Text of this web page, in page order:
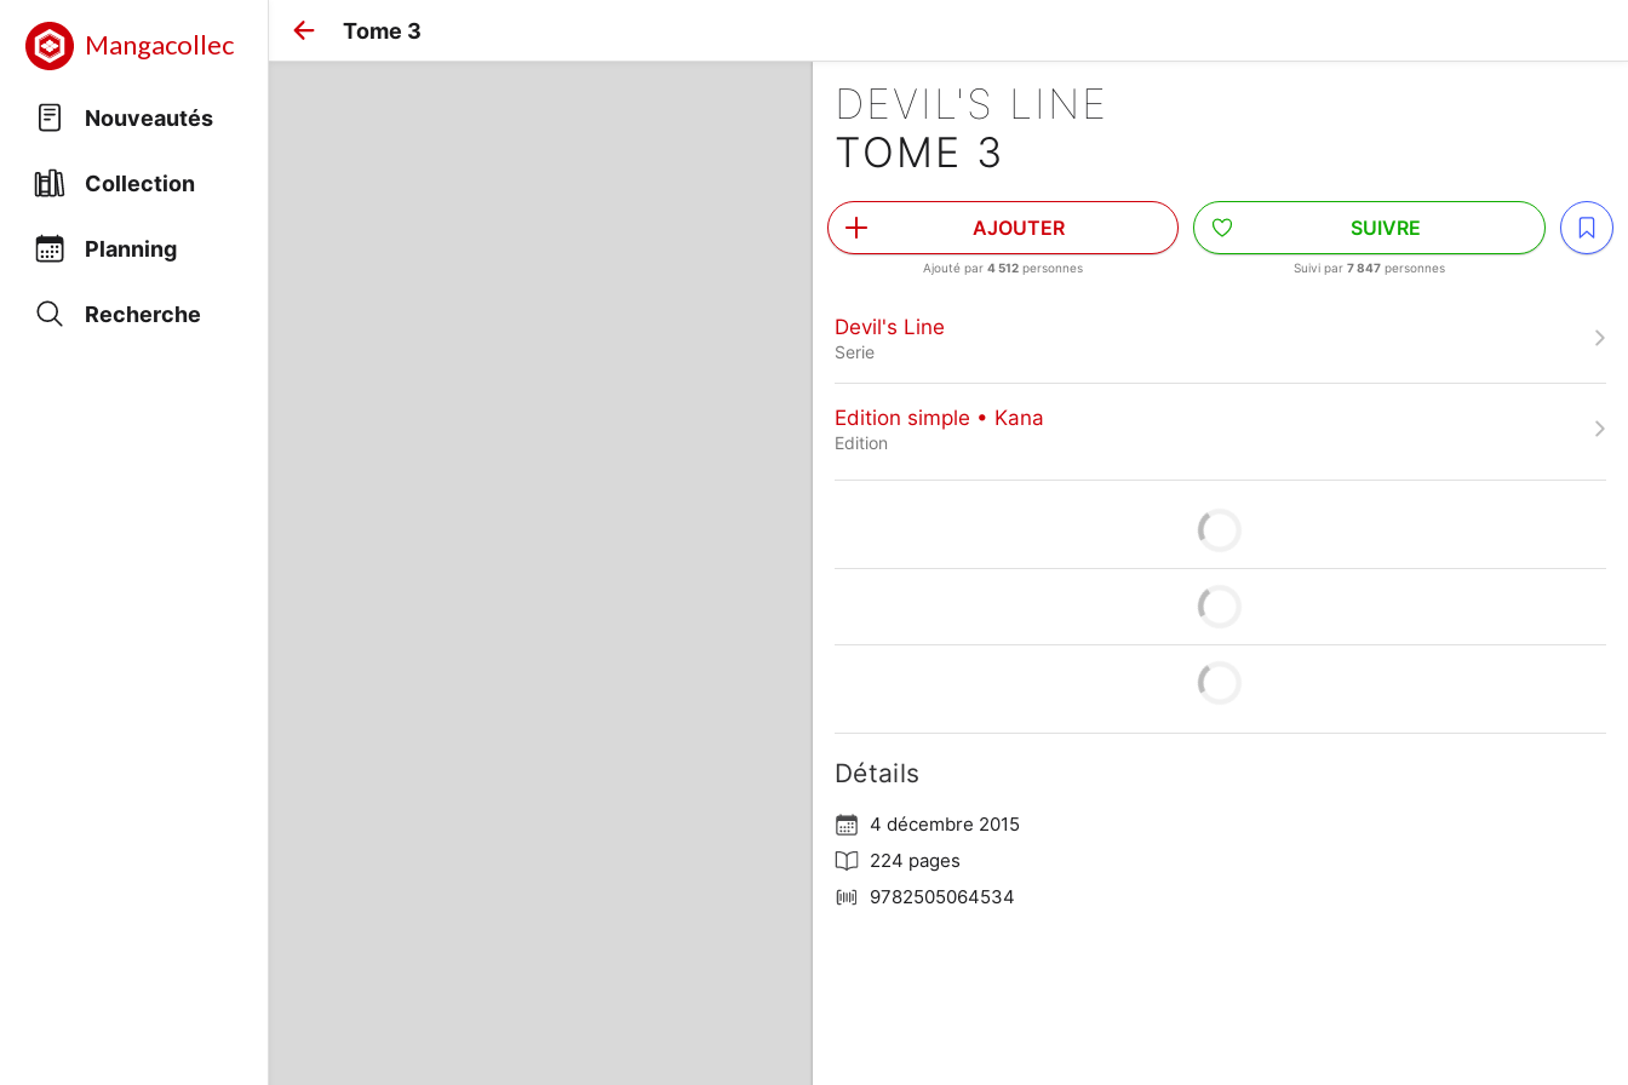
Mangacollec
Nouveautés
Collection
Planning
Recherche
Tome 3
DEVIL'S LINE
TOME 3
AJOUTER
Ajouté par4 512 personnes
SUIVRE
Suivi par7 847 personnes
Devil's Line
Serie
Edition simple • Kana
Edition
Détails
4 décembre 2015
224 pages
9782505064534